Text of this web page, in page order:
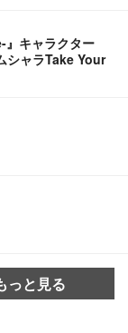
キャラクター
シャラTake Your
っと見る